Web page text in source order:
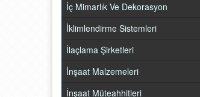
İç Mimarlık Ve Dekorasyon
İklimlendirme Sistemleri
İlaçlama Şirketleri
İnşaat Malzemeleri
İnşaat Müteahhitleri